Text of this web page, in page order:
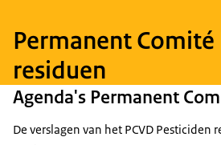
Permanent Comité
residuen
Agenda's Permanent
De verslagen van het PCVD Pesticiden